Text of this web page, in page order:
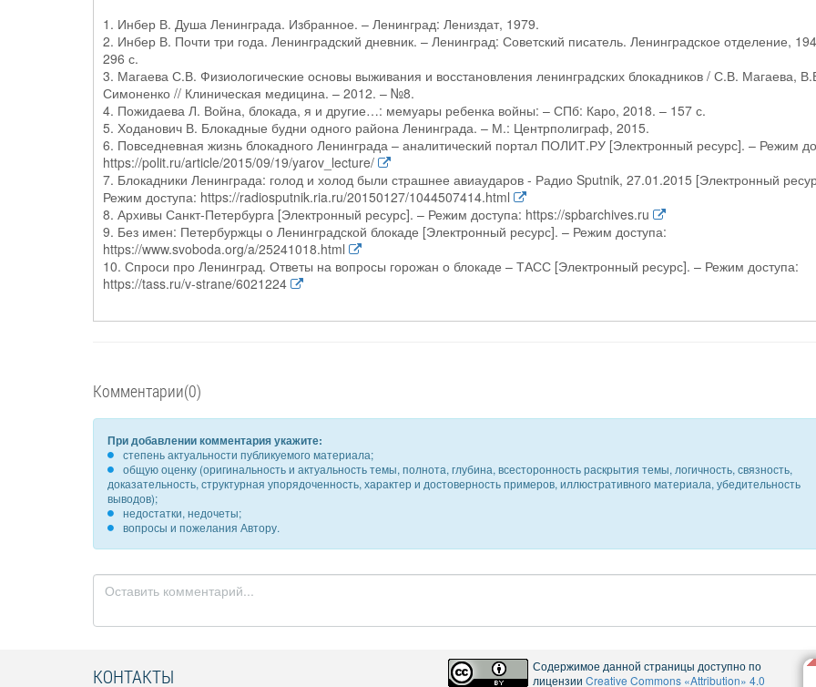
1. Инбер В. Душа Ленинграда. Избранное. – Ленинград: Лениздат, 1979.
2. Инбер В. Почти три года. Ленинградский дневник. – Ленинград: Советский писатель. Ленинградское отделение,
296 с.
3. Магаева С.В. Физиологические основы выживания и восстановления ленинградских блокадников / С.В. Магаева,
Симоненко // Клиническая медицина. – 2012. – №8.
4. Пожидаева Л. Война, блокада, я и другие…: мемуары ребенка войны: – СПб: Каро, 2018. – 157 с.
5. Ходанович В. Блокадные будни одного района Ленинграда. – М.: Центрполиграф, 2015.
6. Повседневная жизнь блокадного Ленинграда – аналитический портал ПОЛИТ.РУ [Электронный ресурс]. – Режим
https://polit.ru/article/2015/09/19/yarov_lecture/
7. Блокадники Ленинграда: голод и холод были страшнее авиаударов - Радио Sputnik, 27.01.2015 [Электронный
Режим доступа: https://radiosputnik.ria.ru/20150127/1044507414.html
8. Архивы Санкт-Петербурга [Электронный ресурс]. – Режим доступа: https://spbarchives.ru
9. Без имен: Петербуржцы о Ленинградской блокаде [Электронный ресурс]. – Режим доступа:
https://www.svoboda.org/a/25241018.html
10. Спроси про Ленинград. Ответы на вопросы горожан о блокаде – ТАСС [Электронный ресурс]. – Режим доступа:
https://tass.ru/v-strane/6021224
Комментарии(0)
При добавлении комментария укажите:
степень актуальности публикуемого материала;
общую оценку (оригинальность и актуальность темы, полнота, глубина, всесторонность раскрытия темы, логичность, связность,
доказательность, структурная упорядоченность, характер и достоверность примеров, иллюстративного материала, убедительность
выводов);
недостатки, недочеты;
вопросы и пожелания Автору.
КОНТАКТЫ
Содержимое данной страницы доступно по
лицензии Creative Commons «Attribution» 4.0